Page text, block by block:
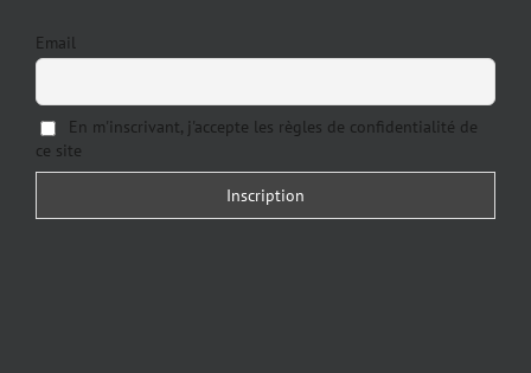
Email
En m'inscrivant, j'accepte les règles de confidentialité de
ce site